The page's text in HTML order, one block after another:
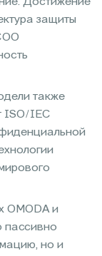
защиты
также
ISO/IEC
OMODA и
пассивно
но и